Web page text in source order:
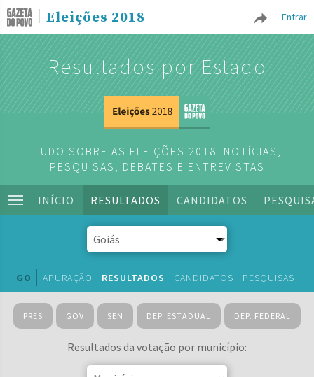
Entrar
Eleições 2018
Resultados por Estado
TUDO SOBRE AS ELEIÇÕES 2018: NOTÍCIAS,
PESQUISAS, DEBATES E ENTREVISTAS
INÍCIO RESULTADOS CANDIDATOS
GO APURAÇÃO RESULTADOS CANDIDATOS PESQUISAS
PRES GOV SEN DEP. ESTADUAL DEP. FEDERAL
Resultados da votação por município: